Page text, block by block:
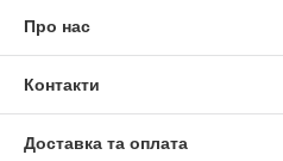
Про нас
Контакти
Доставка та оплата